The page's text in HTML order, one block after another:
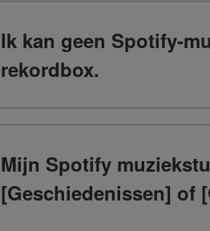
Ik kan geen Spotify-
rekordbox.
Mijn Spotify
[Geschiedenissen] of